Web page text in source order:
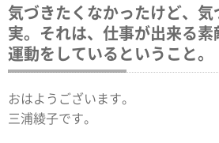
気づきたくなかったけど、
実。それは、仕事が出来る
運動をしているということ。
おはようございます。
三浦綾子です。